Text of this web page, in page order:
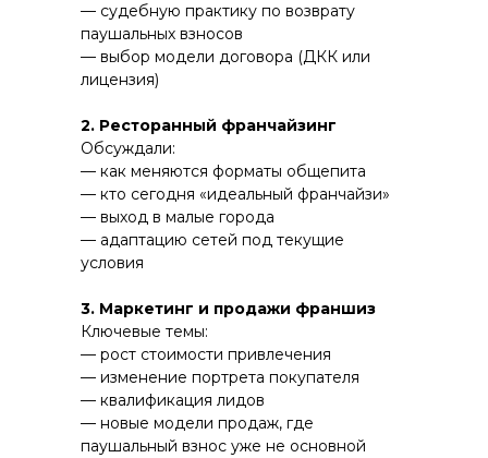
— судебную практику по возврату
паушальных взносов
— выбор модели договора (ДКК или
лицензия)
2. Ресторанный франчайзинг
Обсуждали:
— как меняются форматы общепита
— кто сегодня «идеальный франчайзи»
— выход в малые города
— адаптацию сетей под текущие
условия
3. Маркетинг и продажи франшиз
Ключевые темы:
— рост стоимости привлечения
— изменение портрета покупателя
— квалификация лидов
— новые модели продаж, где
паушальный взнос уже не основной